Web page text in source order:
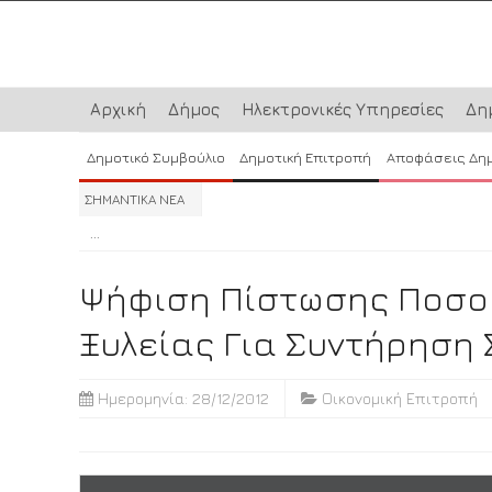
Αρχική Δήμος Ηλεκτρονικές Υπηρεσίες
Δημοτικό Συμβούλιο Δημοτική Επιτροπή Αποφάσεις
ΣΗΜΑΝΤΙΚΑ ΝΕΑ
...
Ψήφιση Πίστωσης
Ξυλείας Για Συντήρηση
Ημερομηνία: 28/12/2012 Οικονομική Επιτροπή